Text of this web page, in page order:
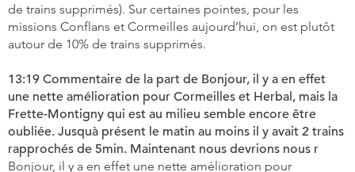
de trains supprimés). Sur certaines pointes, pour les
missions Conflans et Cormeilles aujourd’hui, on est plutôt
autour de 10% de trains supprimés.
13:19 Commentaire de la part de Bonjour, il y a en effet
une nette amélioration pour Cormeilles et Herbal, mais la
Frette-Montigny qui est au milieu semble encore être
oubliée. Jusquà présent le matin au moins il y avait 2 trains
rapprochés de 5min. Maintenant nous devrions nous r
Bonjour, il y a en effet une nette amélioration pour